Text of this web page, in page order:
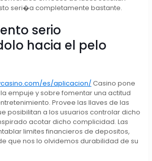
seri�a completamente bastante.
serio
hacia el pelo
es/aplicacion/Casino pone
empuje y sobre fomentar una actitud
Provee las llaves de las
posibilitan a los usuarios controlar dicho
acotar dicho complicidad. Las
limites financieros de depositos,
que nos lo olvidemos durabilidad de su